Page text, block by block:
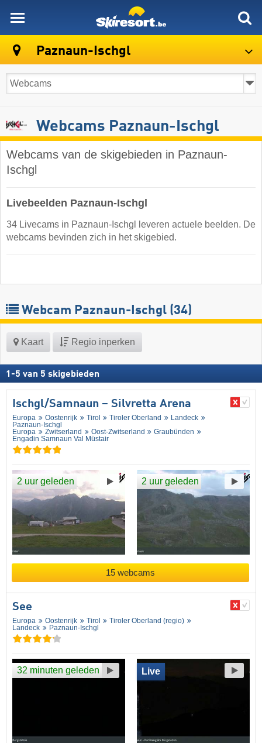
Paznaun-Ischgl
Webcams Paznaun-Ischgl
Webcams van de skigebieden in Paznaun-
Ischgl
Livebeelden Paznaun-Ischgl
34 Livecams in Paznaun-Ischgl leveren actuele beelden. De
webcams bevinden zich in het skigebied.
Webcam Paznaun-Ischgl (34)
Kaart Regio inperken
1 -5 van 5 skigebieden
Ischgl/​Samnaun – Silvretta Arena
Europa Oostenrijk Tirol Tiroler Oberland
Landeck
Paznaun-Ischgl
Europa
Zwitserland Oost-Zwitserland
Graubünden
Engadin Samnaun Val Müstair
2 uur geleden 2 uur geleden
15 webcams
See
Europa Oostenrijk Tirol
Tiroler Oberland (regio)
Landeck
Paznaun-Ischgl
32 minuten geleden Live